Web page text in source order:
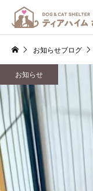
お知らせブログ
お知らせ